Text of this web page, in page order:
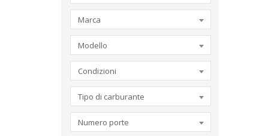
Marca
Modello
Condizioni
Tipo di carburante
Numero porte